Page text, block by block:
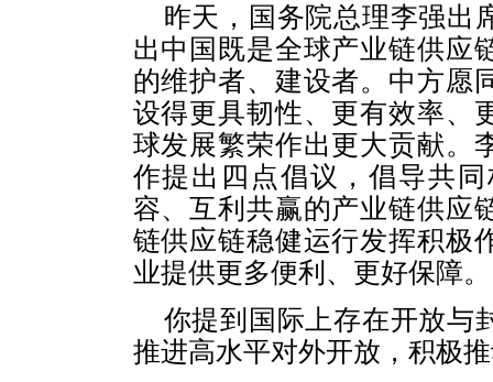
昨天，国务院总理李强出
出中国既是全球产业链供应
的维护者、建设者。中方愿
设得更具韧性、更有效率、
球发展繁荣作出更大贡献。
作提出四点倡议，倡导共
容、互利共赢的产业链供应
链供应链稳健运行发挥积极
业提供更多便利、更好保障。
你提到国际上存在开放与
推进高水平对外开放，积极